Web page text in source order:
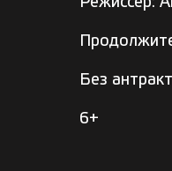
Без
6+